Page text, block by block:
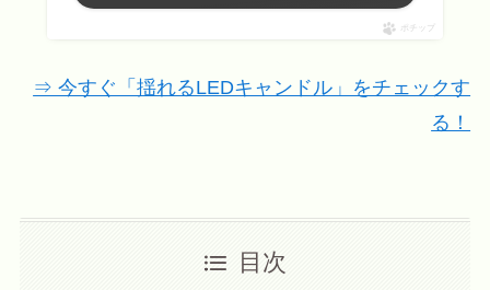
ポチップ
⇒ 今すぐ「揺れるLEDキャンドル」をチェックす
る！
目次